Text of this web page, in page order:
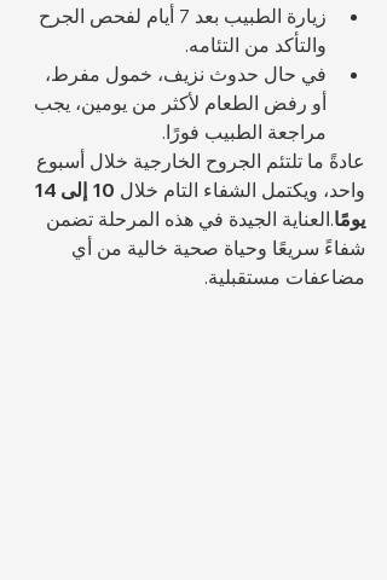
زيارة الطبيب بعد 7 أيام لفحص الجرح
والتأكد من التئامه.
في حال حدوث نزيف، خمول مفرط،
أو رفض الطعام لأكثر من يومين، يجب
مراجعة الطبيب فورًا.
عادةً ما تلتئم الجروح الخارجية خلال أسبوع
واحد، ويكتمل الشفاء التام خلال
يومًا.العناية الجيدة في هذه المرحلة تضمن
شفاءً سريعًا وحياة صحية خالية من أي
مضاعفات مستقبلية.